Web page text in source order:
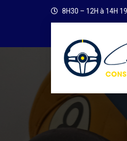
8H30 – 12H à 14H